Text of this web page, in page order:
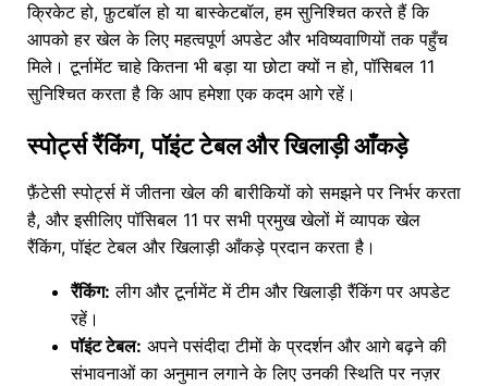
क्रिकेट हो, फ़ुटबॉल हो या बास्केटबॉल, हम सुनिश्चित करते हैं कि
आपको हर खेल के लिए महत्वपूर्ण अपडेट और भविष्यवाणियों तक पहुँच
मिले। टूर्नामेंट चाहे कितना भी बड़ा या छोटा क्यों न हो, पॉसिबल 11
सुनिश्चित करता है कि आप हमेशा एक कदम आगे रहें।
स्पोर्ट्स रैंकिंग, पॉइंट टेबल और खिलाड़ी आँकड़े
फ़ैंटेसी स्पोर्ट्स में जीतना खेल की बारीकियों को समझने पर निर्भर करता
है, और इसीलिए पॉसिबल 11 पर सभी प्रमुख खेलों में व्यापक खेल
रैंकिंग, पॉइंट टेबल और खिलाड़ी आँकड़े प्रदान करता है।
रैंकिंग: लीग और टूर्नामेंट में टीम और खिलाड़ी रैंकिंग पर अपडेट
रहें।
पॉइंट टेबल: अपने पसंदीदा टीमों के प्रदर्शन और आगे बढ़ने की
संभावनाओं का अनुमान लगाने के लिए उनकी स्थिति पर नज़र